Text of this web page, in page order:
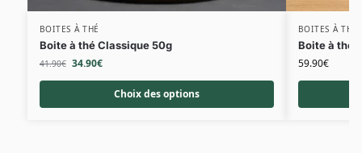
BOITES À THÉ
Boite à thé Classique 50g
41.90€ 34.90€
Choix des options
BOITES À THÉ
Boite à thé
59.90€